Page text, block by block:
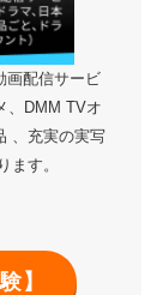
画配信サービ
、DMM TVオ
、充実の実写
ます。
】